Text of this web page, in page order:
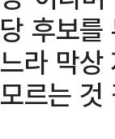
당 후보를
느라 막상
모르는 것